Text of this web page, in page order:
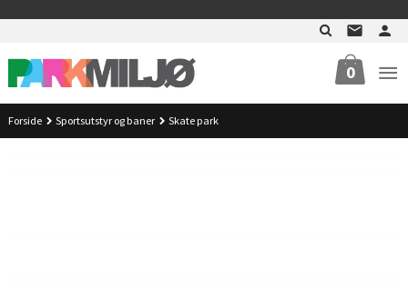
0
Forside Sportsutstyr og baner Skate park